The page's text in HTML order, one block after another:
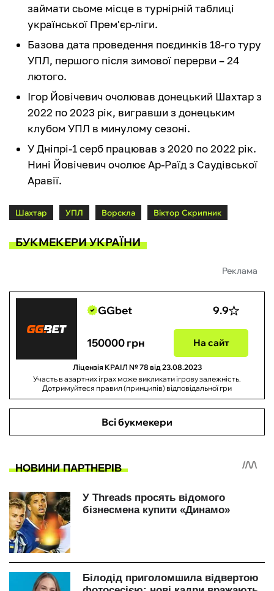
займати сьоме місце в турнірній таблиці
української Прем'єр-ліги.
Базова дата проведення поєдинків 18-го туру
УПЛ, першого після зимової перерви – 24
лютого.
Ігор Йовічевич очолював донецький Шахтар з
2022 по 2023 рік, вигравши з донецьким
клубом УПЛ в минулому сезоні.
У Дніпрі-1 серб працював з 2020 по 2022 рік.
Нині Йовічевич очолює Ар-Раїд з Саудівської
Аравії.
Шахтар УПЛ Ворскла Віктор Скрипник
БУКМЕКЕРИ УКРАЇНИ
Реклама
GGbet 9.9
150000 грн На сайт
Ліцензія КРАІЛ № 78 від 23.08.2023
Участь в азартних іграх може викликати ігрову залежність.
Дотримуйтеся правил (принципів) відповідальної гри
Всі букмекери